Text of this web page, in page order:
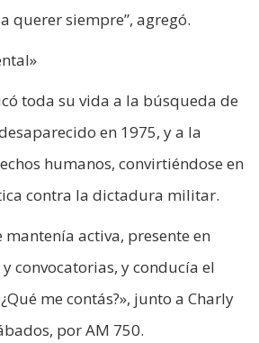
querer siempre”, agregó.
toda su vida a la búsqueda de
en 1975, y a la
humanos, convirtiéndose en
contra la dictadura militar.
mantenía activa, presente en
convocatorias, y conducía el
me contás?», junto a Charly
por AM 750.